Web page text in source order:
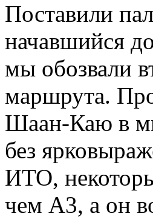
Поставили
начавшийся
мы обозвали
маршрута.
Шаан-Каю в
без
ИТО,
чем А3, а он